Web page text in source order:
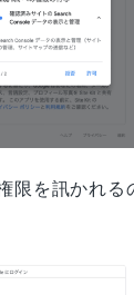
限を訊かれる